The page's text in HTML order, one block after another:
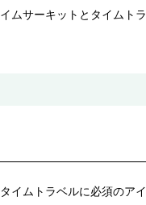
ムサーキットとタイムト
イムトラベルに必須のア